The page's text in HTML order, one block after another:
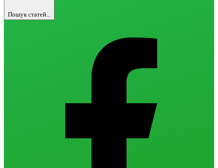
Пошук статей...